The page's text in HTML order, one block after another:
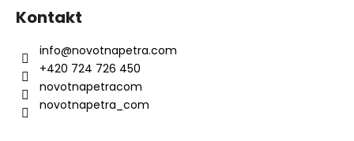
Kontakt
info@novotnapetra.com
+420 724 726 450
novotnapetracom
novotnapetra_com